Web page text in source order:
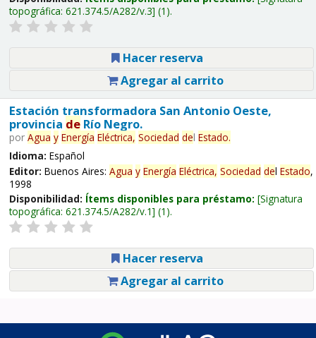
topográfica: 621.374.5/A282/v.3 (1).
Hacer reserva
Agregar al carrito
Estación transformadora San Antonio Oeste,
provincia deRío Negro.
por Agua y Energía Eléctrica, Sociedad del Estado.
Idioma: Español
Editor: Buenos Aires: Agua y Energía Eléctrica, Sociedad del Estado,
1998
Disponibilidad: Ítems disponibles para préstamo: Signatura
topográfica: 621.374.5/A282/v.1 (1).
Hacer reserva
Agregar al carrito